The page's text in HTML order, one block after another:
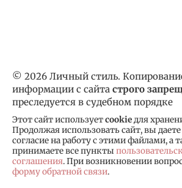
© 2026 Личный стиль.
информации с сайта строго
преследуется в судебном порядке
Этот сайт используетcookieдля
Продолжая использовать сайт, вы даете
согласие на работу с этими файлами, а
принимаете все пункты
соглашения. При возникновении
форму обратной связи.